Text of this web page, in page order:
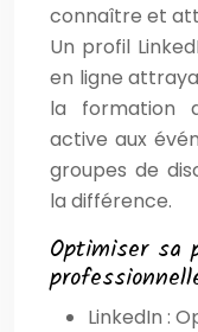
connaître et
Un profil
en ligne
la formation
active aux
groupes de
la différence.
Optimiser sa
LinkedIn :